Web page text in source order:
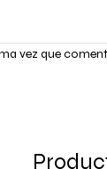
vez que